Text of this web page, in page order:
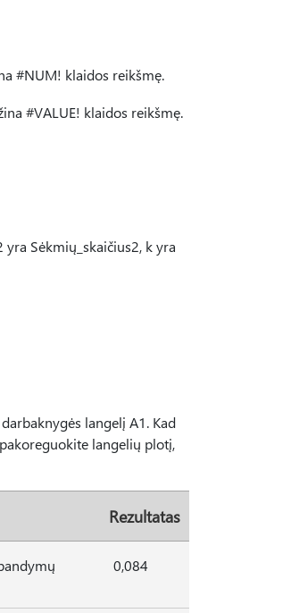
#NUM! klaidos reikšmę.
#VALUE! klaidos reikšmę.
Sėkmių_skaičius2, k yra
langelį A1. Kad
langelių plotį,
Rezultatas
0,084